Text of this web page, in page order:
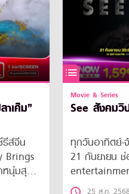
เค็ม”
รีส์จีน
Brings
หนุ่มสุด
ใน
Movie & Series
See สังคมวิ
ทุกวันอาทิตย์-
21 กันยายน
ทรูวิชั่นส์ นาว
25 ส.ค.